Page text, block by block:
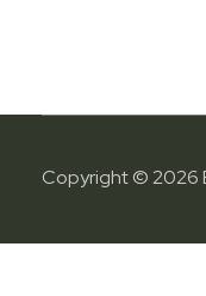
Copyright © 2026